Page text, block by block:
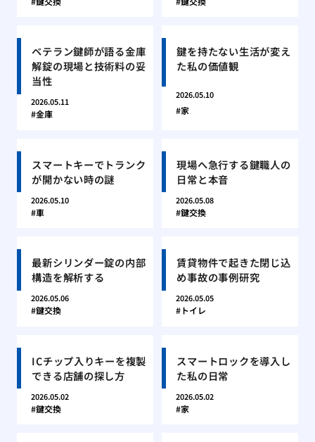
ベテラン鍵師が語る金庫
解錠の現場と技術料の妥
当性
2026.05.11
金庫
鍵を持たない生活が変え
た私の価値観
2026.05.10
家
スマートキーでトランク
が開かない時の謎
2026.05.10
車
現場へ急行する鍵職人の
日常と本音
2026.05.08
鍵交換
最新シリンダー錠の内部
構造を解析する
2026.05.06
鍵交換
賃貸物件で起きた閉じ込
め事故の事例研究
2026.05.05
トイレ
ICチップ入りキーを複製
できる店舗の探し方
2026.05.02
鍵交換
スマートロックを導入し
た私の日常
2026.05.02
家